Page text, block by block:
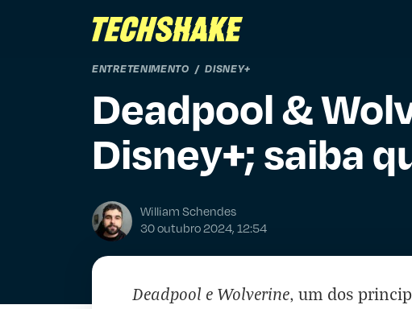
ENTRETENIMENTO DISNEY+
Deadpool &
Disney+; saiba
William Schendes
30 outubro 2024, 12:54
Deadpool e Wolverine, um dos